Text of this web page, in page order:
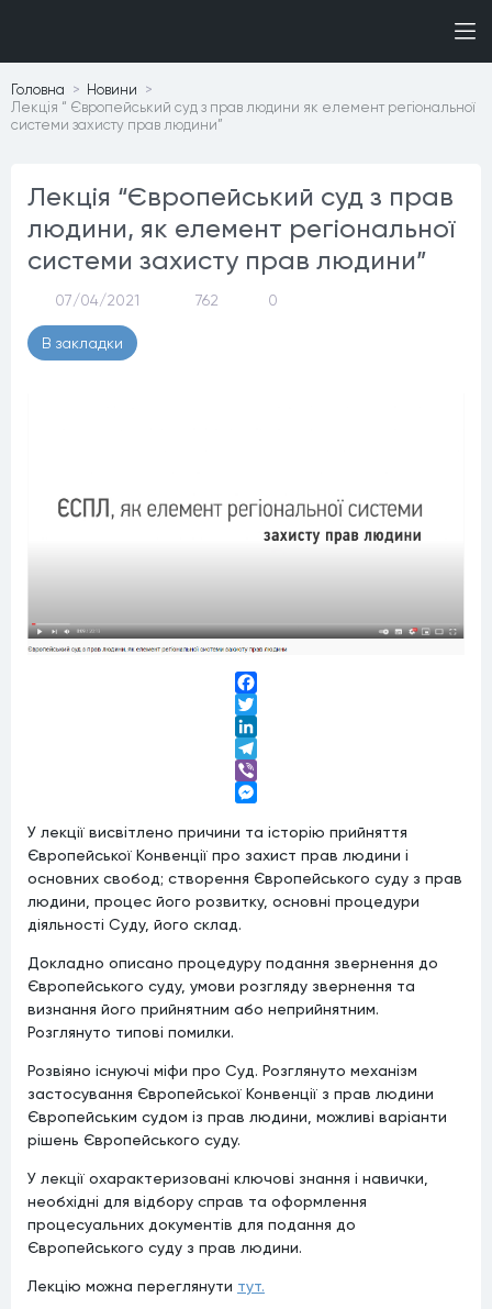
Головна
Новини
Лекція “ Європейський суд з прав людини як елемент регіональної
системи захисту прав людини”
Лекція “Європейський суд з прав
людини, як елемент регіональної
системи захисту прав людини”
07/04/2021 762 0
В закладки
Facebook
Twitter
LinkedIn
Telegram
Viber
У лекції висвітлено причини та історію прийняття
Європейської Конвенції про захист прав людини і
основних свобод; створення Європейського суду з прав
людини, процес його розвитку, основні процедури
діяльності Суду, його склад.
Докладно описано процедуру подання звернення до
Європейського суду, умови розгляду звернення та
визнання його прийнятним або неприйнятним.
Розглянуто типові помилки.
Розвіяно існуючі міфи про Суд. Розглянуто механізм
застосування Європейської Конвенції з прав людини
Європейським судом із прав людини, можливі варіанти
рішень Європейського суду.
У лекції охарактеризовані ключові знання і навички,
необхідні для відбору справ та оформлення
процесуальних документів для подання до
Європейського суду з прав людини.
Лекцію можна переглянути тут.